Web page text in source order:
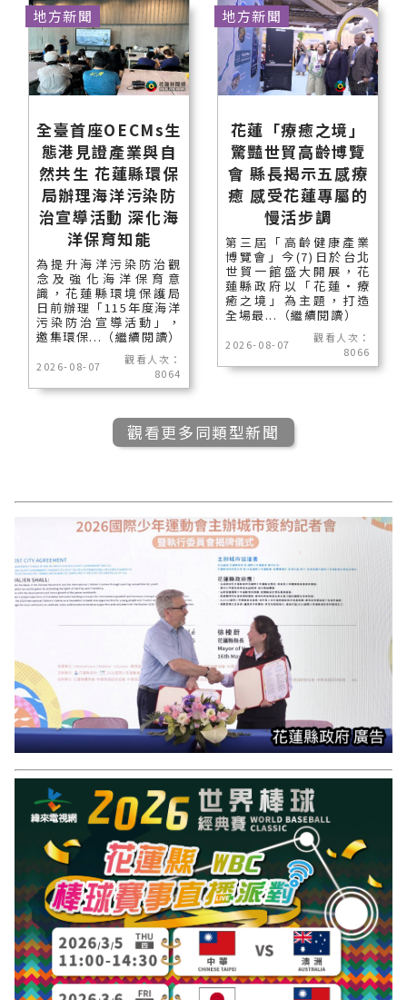
全臺首座OECMs生
態港見證產業與自
然共生 花蓮縣環保
局辦理海洋污染防
治宣導活動 深化海
洋保育知能
為提升海洋污染防治觀
念及強化海洋保育意
識，花蓮縣環境保護局
日前辦理「115年度海洋
污染防治宣導活動」，
邀集環保...（繼續閱讀）
2026-08-07
觀看人次：
8064
地方新聞
花蓮「療癒之境」
驚豔世貿高齡博覽
會 縣長揭示五感療
癒 感受花蓮專屬的
慢活步調
第三屆「高齡健康產業
博覽會」今(7)日於台北
世貿一館盛大開展，花
蓮縣政府以「花蓮‧療
癒之境」為主題，打造
全場最...（繼續閱讀）
2026-08-07
觀看人次：
8066
地方新聞
觀看更多同類型新聞